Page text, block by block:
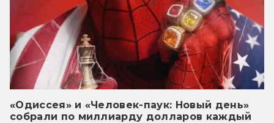
«Одиссея» и «Человек-паук: Новый день»
собрали по миллиарду долларов каждый